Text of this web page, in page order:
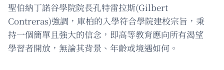
聖伯納丁諾谷學院院長孔特雷拉斯(Gilbert
Contreras)強調，庫柏的入學符合學院建校宗旨，秉
持一個簡單且強大的信念，即高等教育應向所有渴望
學習者開放，無論其背景、年齡或境遇如何。